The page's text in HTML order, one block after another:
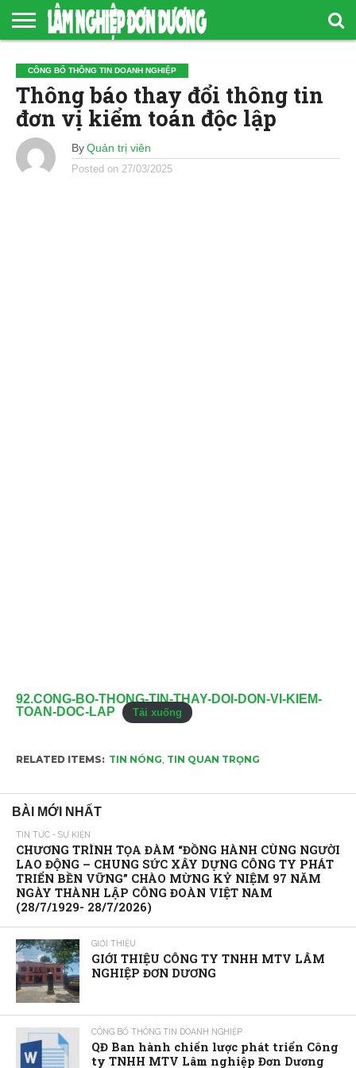
CHỦ
GIỚI
THIỆU
TIN
TỨC
– SỰ
KIỆN
TÀI
LIỆU
QUẢN
LÝ
RỪNG
BỀN
THEO
TIÊU
CHUẨN
FSC
CÔNG
BỐ
THÔNG
TIN
NGHIỆP
CÔNG BỐ THÔNG TIN DOANH NGHIỆP
Thông báo thay đổi thông tin
đơn vị kiểm toán độc lập
By Quản trị viên
Posted on 27/03/2025
92.CONG-BO-THONG-TIN-THAY-DOI-DON-VI-KIEM-
TOAN-DOC-LAP
Tải xuống
RELATED ITEMS: TIN NÓNG, TIN QUAN TRỌNG
BÀI MỚI NHẤT
TIN TỨC - SỰ KIỆN
CHƯƠNG TRÌNH TỌA ĐÀM “ĐỒNG HÀNH CÙNG NGƯỜI
LAO ĐỘNG – CHUNG SỨC XÂY DỰNG CÔNG TY PHÁT
TRIỂN BỀN VỮNG” CHÀO MỪNG KỶ NIỆM 97 NĂM
NGÀY THÀNH LẬP CÔNG ĐOÀN VIỆT NAM
(28/7/1929- 28/7/2026)
GIỚI THIỆU
GIỚI THIỆU CÔNG TY TNHH MTV LÂM
NGHIỆP ĐƠN DƯƠNG
CÔNG BỐ THÔNG TIN DOANH NGHIỆP
QĐ Ban hành chiến lược phát triển Công
ty TNHH MTV Lâm nghiệp Đơn Dương